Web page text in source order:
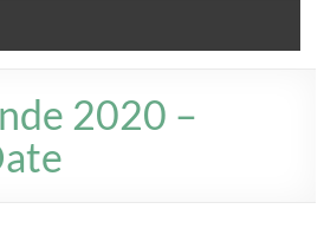
2020 –